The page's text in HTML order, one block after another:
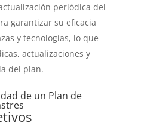
periódica del
garantizar su eficacia
y tecnologías, lo que
actualizaciones y
del plan.
de un Plan de